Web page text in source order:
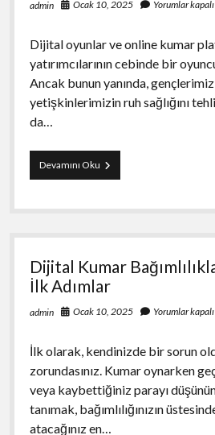
admin Ocak 10, 2025 Yorumlar kapalı
Dijital oyunlar ve online kumar
yatırımcılarının cebinde bir
Ancak bunun yanında,
yetişkinlerimizin ruh sağlığını
da…
Devamını OkuKumar
Bağımlılığı
Toplumsal
Dijital
Kaybedilen
Dijital Kumar
İlk Adımlar
admin Ocak 10, 2025 Yorumlar kapalı
İlk olarak, kendinizde bir sorun
zorundasınız. Kumar oynarken
veya kaybettiğiniz parayı
tanımak, bağımlılığınızın
atacağınız en…